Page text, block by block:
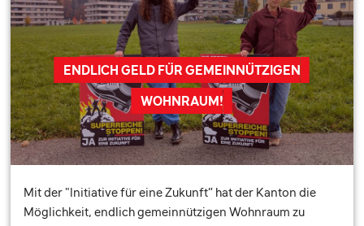
ENDLICH GELD FÜR GEMEINNÜTZIGEN
WOHNRAUM!
Mit der "Initiative für eine Zukunft” hat der Kanton die
Möglichkeit, endlich gemeinnützigen Wohnraum zu